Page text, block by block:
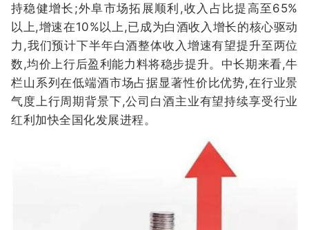
持稳健增长;外阜市场拓展顺利,收入占比提高至65%
以上,增速在10%以上,已成为白酒收入增长的核心驱动
力,我们预计下半年白酒整体收入增速有望提升至两位
数,均价上行后盈利能力料将稳步提升。中长期来看,牛
栏山系列在低端酒市场占据显著性价比优势,在行业景
气度上行周期背景下,公司白酒主业有望持续享受行业
红利加快全国化发展进程。